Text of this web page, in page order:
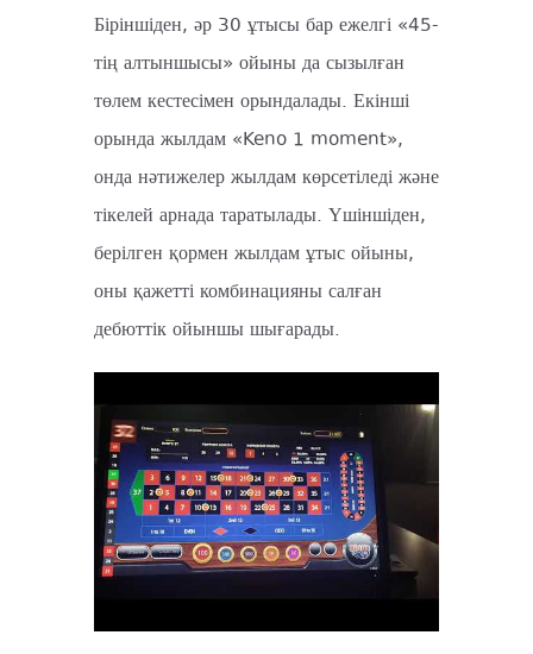
Біріншіден, әр 30 ұтысы бар ежелгі «45-
тің алтыншысы» ойыны да сызылған
төлем кестесімен орындалады. Екінші
орында жылдам «Keno 1 moment»,
онда нәтижелер жылдам көрсетіледі және
тікелей арнада таратылады. Үшіншіден,
берілген қормен жылдам ұтыс ойыны,
оны қажетті комбинацияны салған
дебюттік ойыншы шығарады.